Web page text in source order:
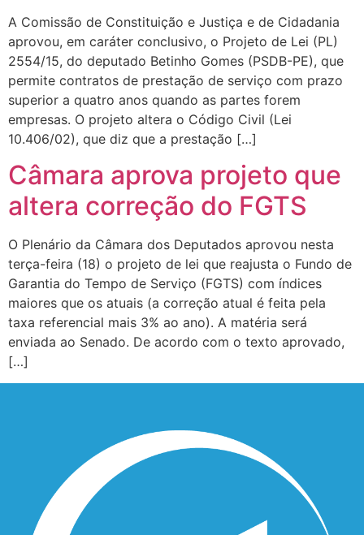
A Comissão de Constituição e Justiça e de Cidadania
aprovou, em caráter conclusivo, o Projeto de Lei (PL)
2554/15, do deputado Betinho Gomes (PSDB-PE), que
permite contratos de prestação de serviço com prazo
superior a quatro anos quando as partes forem
empresas. O projeto altera o Código Civil (Lei
10.406/02), que diz que a prestação […]
Câmara aprova projeto que
altera correção do FGTS
O Plenário da Câmara dos Deputados aprovou nesta
terça-feira (18) o projeto de lei que reajusta o Fundo de
Garantia do Tempo de Serviço (FGTS) com índices
maiores que os atuais (a correção atual é feita pela
taxa referencial mais 3% ao ano). A matéria será
enviada ao Senado. De acordo com o texto aprovado,
[…]